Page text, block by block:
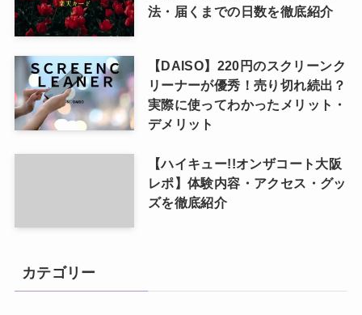
法・届くまでの日数を徹底紹介
【DAISO】220円のスクリーンク
リーナーが優秀！売り切れ続出？
実際に使ってわかったメリット・
デメリット
【ハイキュー!!オンザコート大阪
レポ】体験内容・アクセス・グッ
ズを徹底紹介
カテゴリー